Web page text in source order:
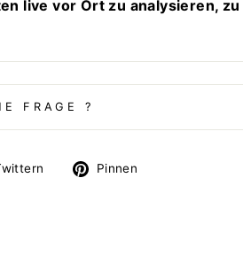
live vor Ort zu analysieren,
FRAGE ?
Auf
Pinnen